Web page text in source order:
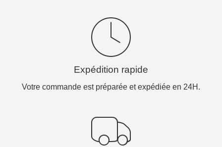
Expédition rapide
Votre commande est préparée et expédiée en 24H.